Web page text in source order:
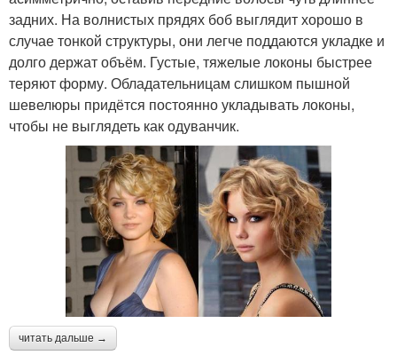
задних. На волнистых прядях боб выглядит хорошо в
случае тонкой структуры, они легче поддаются укладке и
долго держат объём. Густые, тяжелые локоны быстрее
теряют форму. Обладательницам слишком пышной
шевелюры придётся постоянно укладывать локоны,
чтобы не выглядеть как одуванчик.
читать дальше →